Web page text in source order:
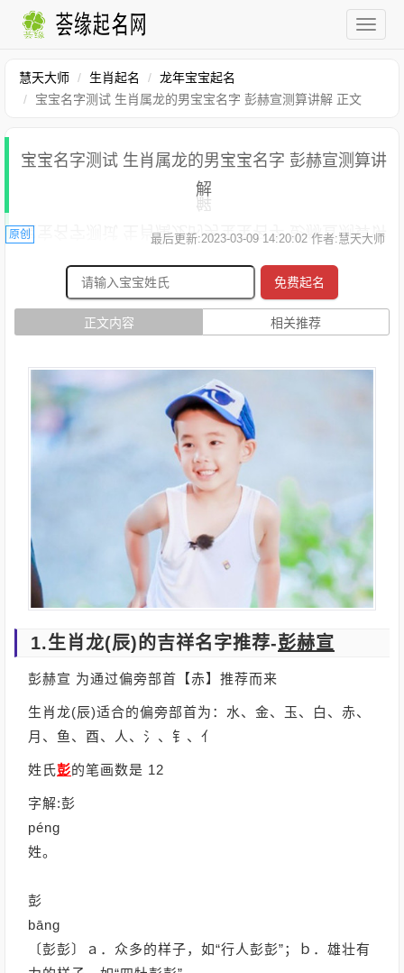
慧天大师 生肖起名
龙年宝宝起名
宝宝名字测试 生肖属龙的男宝宝名字 彭赫宣测算讲解 正文
宝宝名字测试 生肖属龙的男宝宝名字 彭赫宣测算讲
解
原创 最后更新:2023-03-09 14:20:02 作者:慧天大师
免费起名
正文内容 相关推荐
1.生肖龙(辰)的吉祥名字推荐-彭赫宣
彭赫宣 为通过偏旁部首【赤】推荐而来
生肖龙(辰)适合的偏旁部首为：水、金、玉、白、赤、
月、鱼、酉、人、氵、钅、亻
姓氏彭的笔画数是 12
字解:彭
péng
姓。
彭
bāng
〔彭彭〕ａ．众多的样子，如“行人彭彭”；ｂ．雄壮有